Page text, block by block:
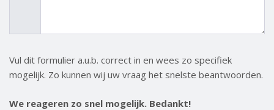
Vul dit formulier a.u.b. correct in en wees zo specifiek
mogelijk. Zo kunnen wij uw vraag het snelste beantwoorden.
We reageren zo snel mogelijk. Bedankt!